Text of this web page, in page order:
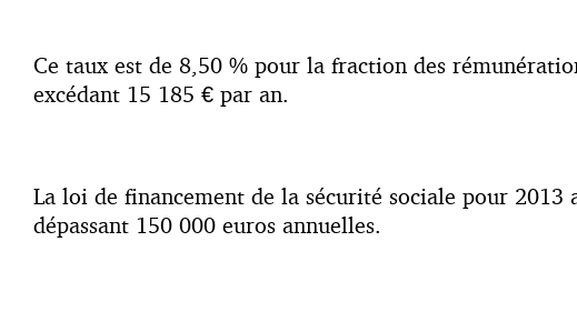
Ce taux est de 8,50 % pour la fraction des
excédant 15 185 € par an.
La loi de financement de la sécurité sociale pour
dépassant 150 000 euros annuelles.